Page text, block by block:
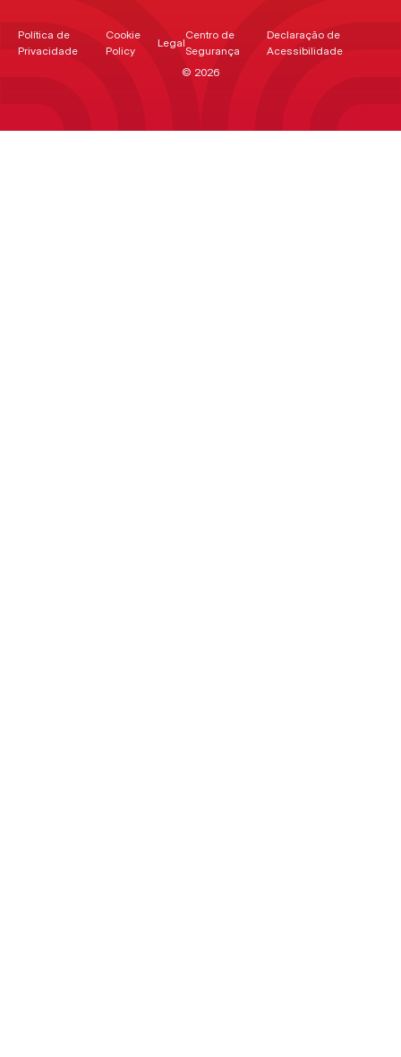
© 2026
Política de
Privacidade
Cookie
Policy
Legal
Centro de
Segurança
Declaração de
Acessibilidade